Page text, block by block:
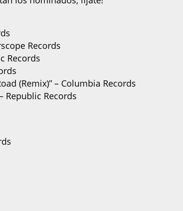
Records
Records
(Remix)” – Columbia Records
Republic Records